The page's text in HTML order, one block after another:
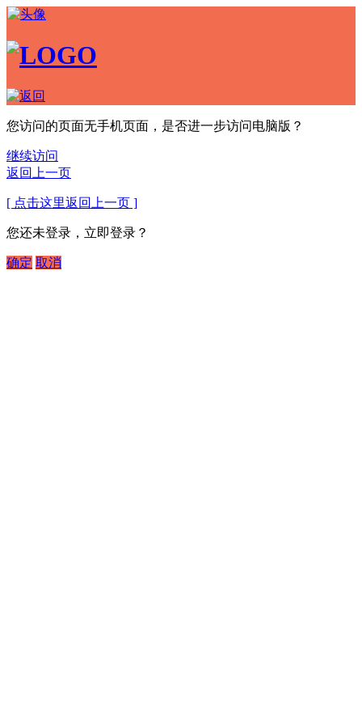
您访问的页面无手机页面，是否进一步访问电脑版？
继续访问
返回上一页
[ 点击这里返回上一页 ]
您还未登录，立即登录？
确定 取消